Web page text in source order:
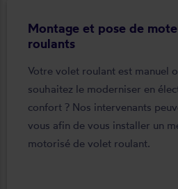
Montage et pose de
roulants
Votre volet roulant est manuel
souhaitez le moderniser en
confort ? Nos intervenants
vous afin de vous installer un
motorisé de volet roulant.